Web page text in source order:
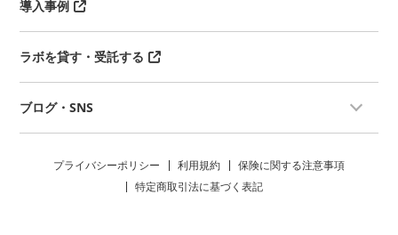
導入事例
ラボを貸す・受託する
ブログ・SNS
プライバシーポリシー 利用規約
保険に関する注意事項
特定商取引法に基づく表記